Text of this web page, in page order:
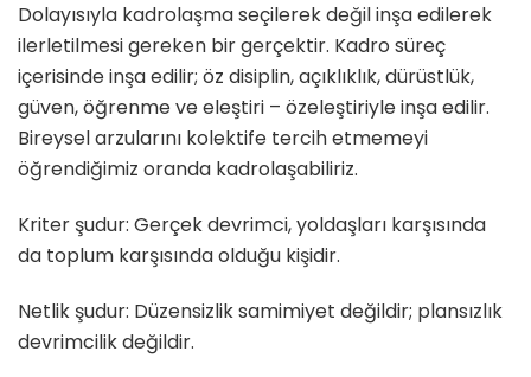
Dolayısıyla kadrolaşma seçilerek değil inşa edilerek
ilerletilmesi gereken bir gerçektir. Kadro süreç
içerisinde inşa edilir; öz disiplin, açıklıklık, dürüstlük,
güven, öğrenme ve eleştiri – özeleştiriyle inşa edilir.
Bireysel arzularını kolektife tercih etmemeyi
öğrendiğimiz oranda kadrolaşabiliriz.
Kriter şudur: Gerçek devrimci, yoldaşları karşısında
da toplum karşısında olduğu kişidir.
Netlik şudur: Düzensizlik samimiyet değildir; plansızlık
devrimcilik değildir.